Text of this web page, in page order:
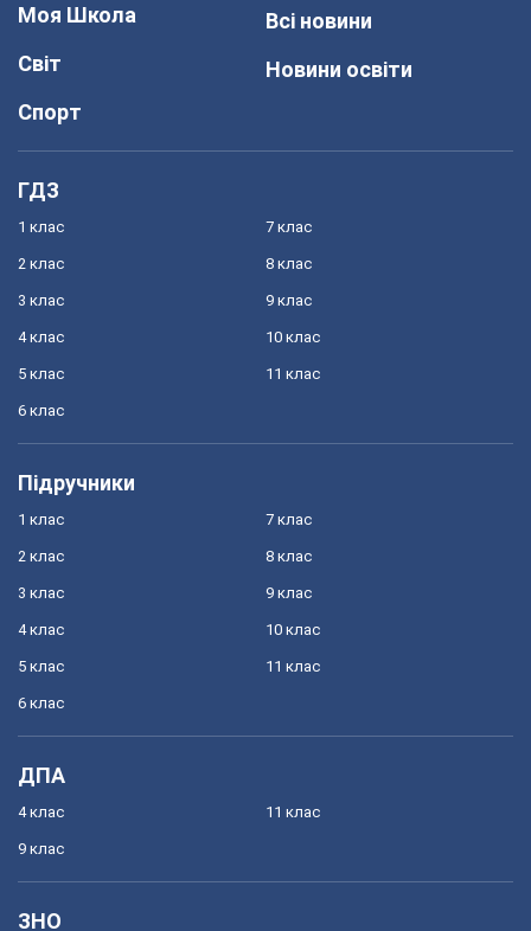
Моя Школа
Світ
Спорт
Всі новини
Новини освіти
ГДЗ
1 клас
2 клас
3 клас
4 клас
5 клас
6 клас
7 клас
8 клас
9 клас
10 клас
11 клас
Підручники
1 клас
2 клас
3 клас
4 клас
5 клас
6 клас
7 клас
8 клас
9 клас
10 клас
11 клас
ДПА
4 клас
9 клас
11 клас
ЗНО